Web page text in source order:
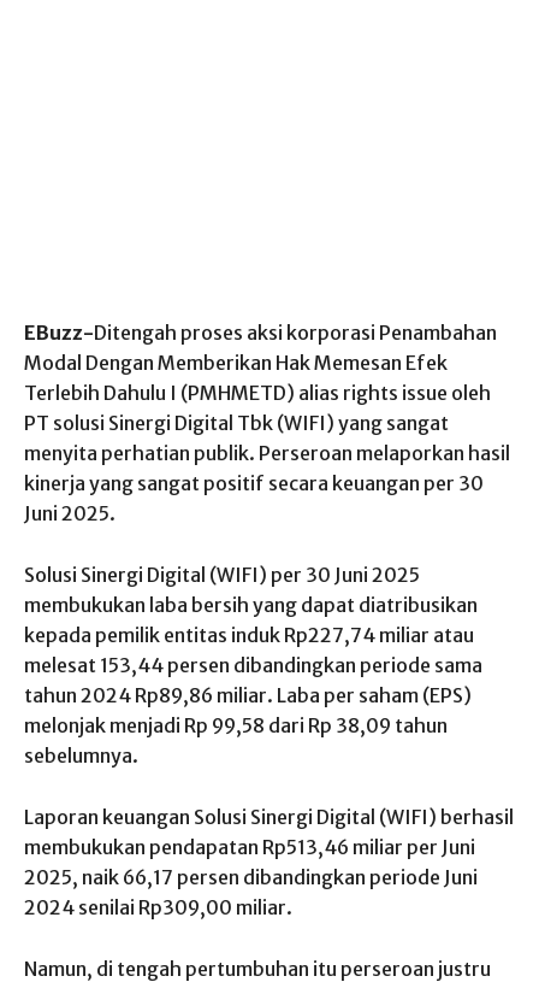
EBuzz-Ditengah proses aksi korporasi Penambahan
Modal Dengan Memberikan Hak Memesan Efek
Terlebih Dahulu I (PMHMETD) alias rights issue oleh
PT solusi Sinergi Digital Tbk (WIFI) yang sangat
menyita perhatian publik. Perseroan melaporkan hasil
kinerja yang sangat positif secara keuangan per 30
Juni 2025.
Solusi Sinergi Digital (WIFI) per 30 Juni 2025
membukukan laba bersih yang dapat diatribusikan
kepada pemilik entitas induk Rp227,74 miliar atau
melesat 153,44 persen dibandingkan periode sama
tahun 2024 Rp89,86 miliar. Laba per saham (EPS)
melonjak menjadi Rp 99,58 dari Rp 38,09 tahun
sebelumnya.
Laporan keuangan Solusi Sinergi Digital (WIFI) berhasil
membukukan pendapatan Rp513,46 miliar per Juni
2025, naik 66,17 persen dibandingkan periode Juni
2024 senilai Rp309,00 miliar.
Namun, di tengah pertumbuhan itu perseroan justru